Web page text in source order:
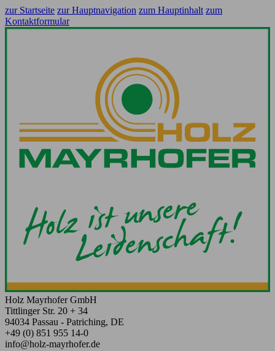
zur Startseite zur Hauptnavigation zum Hauptinhalt zum
Kontaktformular
Holz Mayrhofer GmbH
Tittlinger Str. 20 + 34
94034 Passau - Patriching, DE
+49 (0) 851 955 14-0
info@holz-mayrhofer.de